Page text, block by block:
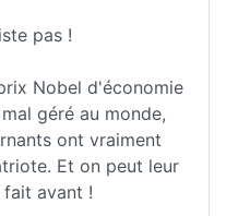
pas !
Nobel d'économie
géré au monde,
ont vraiment
Et on peut leur
avant !